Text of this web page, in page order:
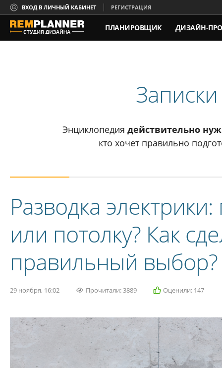
ВХОД В ЛИЧНЫЙ КАБИНЕТ РЕГИСТРАЦИЯ
ПЛАНИРОВЩИК ДИЗАЙН-
Энциклопедия действительно
кто хочет правильно
Разводка
или потолку? Как
правильный выбор?
29 ноября, 16:02 Прочитали: 3889 Оценили: 147